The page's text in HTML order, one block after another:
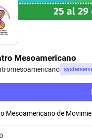
Mesoamericano
Mesoamericano de